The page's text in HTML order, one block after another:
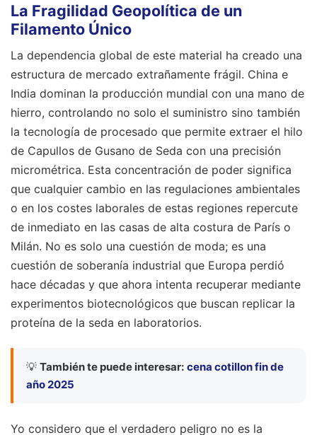
La Fragilidad Geopolítica de un
Filamento Único
La dependencia global de este material ha creado una
estructura de mercado extrañamente frágil. China e
India dominan la producción mundial con una mano de
hierro, controlando no solo el suministro sino también
la tecnología de procesado que permite extraer el hilo
de Capullos de Gusano de Seda con una precisión
micrométrica. Esta concentración de poder significa
que cualquier cambio en las regulaciones ambientales
o en los costes laborales de estas regiones repercute
de inmediato en las casas de alta costura de París o
Milán. No es solo una cuestión de moda; es una
cuestión de soberanía industrial que Europa perdió
hace décadas y que ahora intenta recuperar mediante
experimentos biotecnológicos que buscan replicar la
proteína de la seda en laboratorios.
💡 También te puede interesar: cena cotillon fin de
año 2025
Yo considero que el verdadero peligro no es la